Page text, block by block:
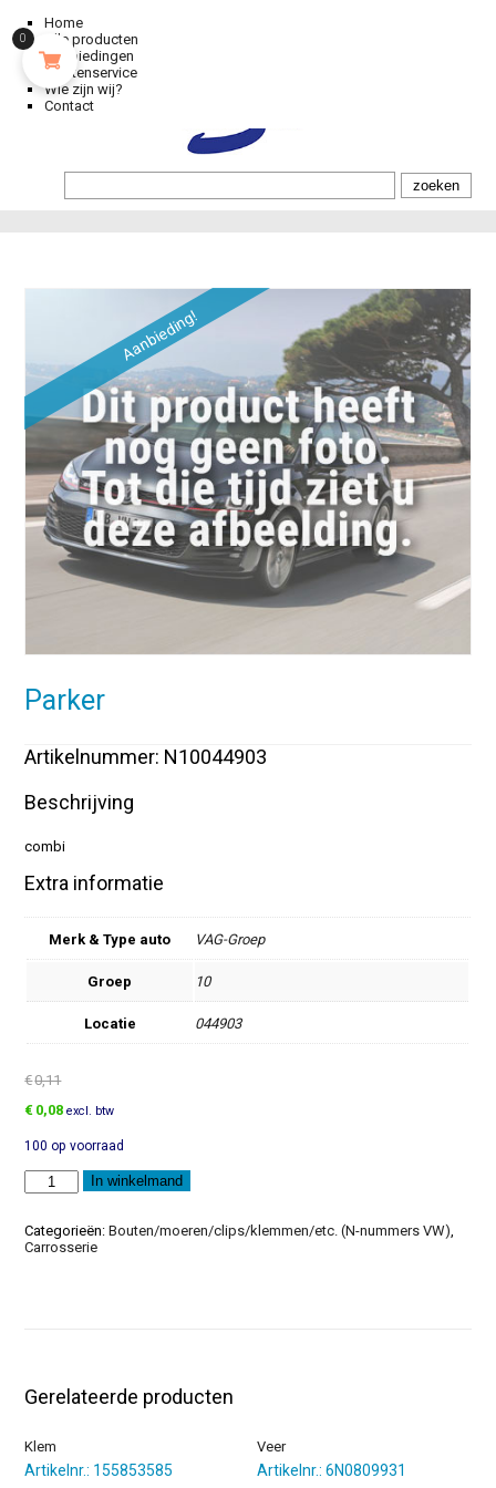
Home
Alle producten
Aanbiedingen
Klantenservice
Wie zijn wij?
Contact
Aanbieding!
Parker
Artikelnummer: N10044903
Beschrijving
combi
Extra informatie
Merk & Type auto VAG-Groep
Groep 10
Locatie 044903
€0,11
Oorspronkelijke
was:
€0,11.
€ 0,08Huidige
is:
€0,08.
excl. btw
100 op voorraad
Parker
aantal
In winkelmand
Categorieën:Bouten/moeren/clips/klemmen/etc. (N-nummers VW),
Carrosserie
Gerelateerde producten
Klem
Artikelnr.: 155853585
Veer
Artikelnr.: 6N0809931
0